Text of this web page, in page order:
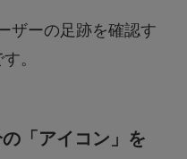
ザーの足跡を確認す
。
「アイコン」を